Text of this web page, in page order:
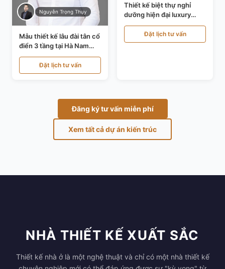
Nguyễn Trọng Thụy
Mẫu thiết kế lâu đài tân cổ
điển 3 tầng tại Hà Nam
KT24821
Đặt lịch tư vấn
Thiết kế biệt thự nghỉ
dưỡng hiện đại luxury
700m² tại Đà Nẵng
KT24616Đặt lịch tư vấn
Đăng ký tư vấn miễn phí
Xem tất cả dự án kiến trúc
NHÀ THIẾT KẾ XUẤT SẮC
Thiết kế nhà ở là một nghệ thuật và chỉ có một nhà thiết kế